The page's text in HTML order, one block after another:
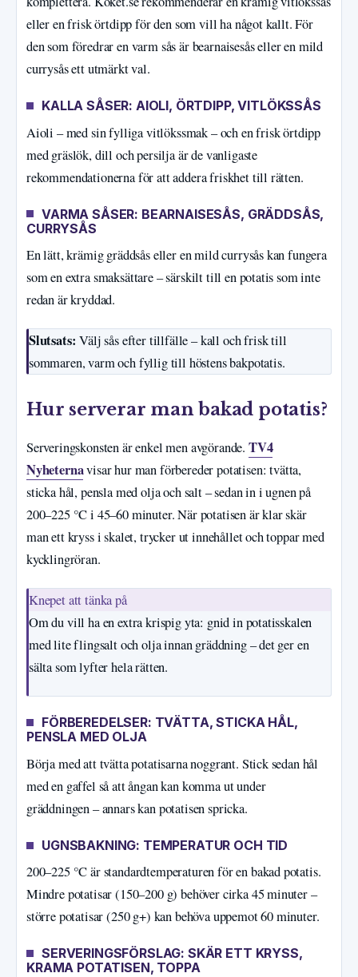
eller en frisk örtdipp för den som vill ha något kallt. För
den som föredrar en varm sås är bearnaisesås eller en mild
currysås ett utmärkt val.
KALLA SÅSER: AIOLI, ÖRTDIPP, VITLÖKSSÅS
Aioli – med sin fylliga vitlökssmak – och en frisk örtdipp
med gräslök, dill och persilja är de vanligaste
rekommendationerna för att addera friskhet till rätten.
VARMA SÅSER: BEARNAISESÅS, GRÄDDSÅS,
CURRYSÅS
En lätt, krämig gräddsås eller en mild currysås kan fungera
som en extra smaksättare – särskilt till en potatis som inte
redan är kryddad.
Slutsats: Välj sås efter tillfälle – kall och frisk till
sommaren, varm och fyllig till höstens bakpotatis.
Hur serverar man bakad potatis?
Serveringskonsten är enkel men avgörande. TV4
Nyheternavisar hur man förbereder potatisen: tvätta,
sticka hål, pensla med olja och salt – sedan in i ugnen på
200–225 °C i 45–60 minuter. När potatisen är klar skär
man ett kryss i skalet, trycker ut innehållet och toppar med
kycklingröran.
Knepet att tänka på
Om du vill ha en extra krispig yta: gnid in potatisskalen
med lite flingsalt och olja innan gräddning – det ger en
sälta som lyfter hela rätten.
FÖRBEREDELSER: TVÄTTA, STICKA HÅL,
PENSLA MED OLJA
Börja med att tvätta potatisarna noggrant. Stick sedan hål
med en gaffel så att ångan kan komma ut under
gräddningen – annars kan potatisen spricka.
UGNSBAKNING: TEMPERATUR OCH TID
200–225 °C är standardtemperaturen för en bakad potatis.
Mindre potatisar (150–200 g) behöver cirka 45 minuter –
större potatisar (250 g+) kan behöva uppemot 60 minuter.
SERVERINGSFÖRSLAG: SKÄR ETT KRYSS,
KRAMA POTATISEN, TOPPA